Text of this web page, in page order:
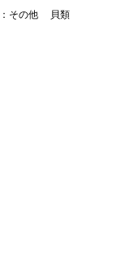
その他 貝類